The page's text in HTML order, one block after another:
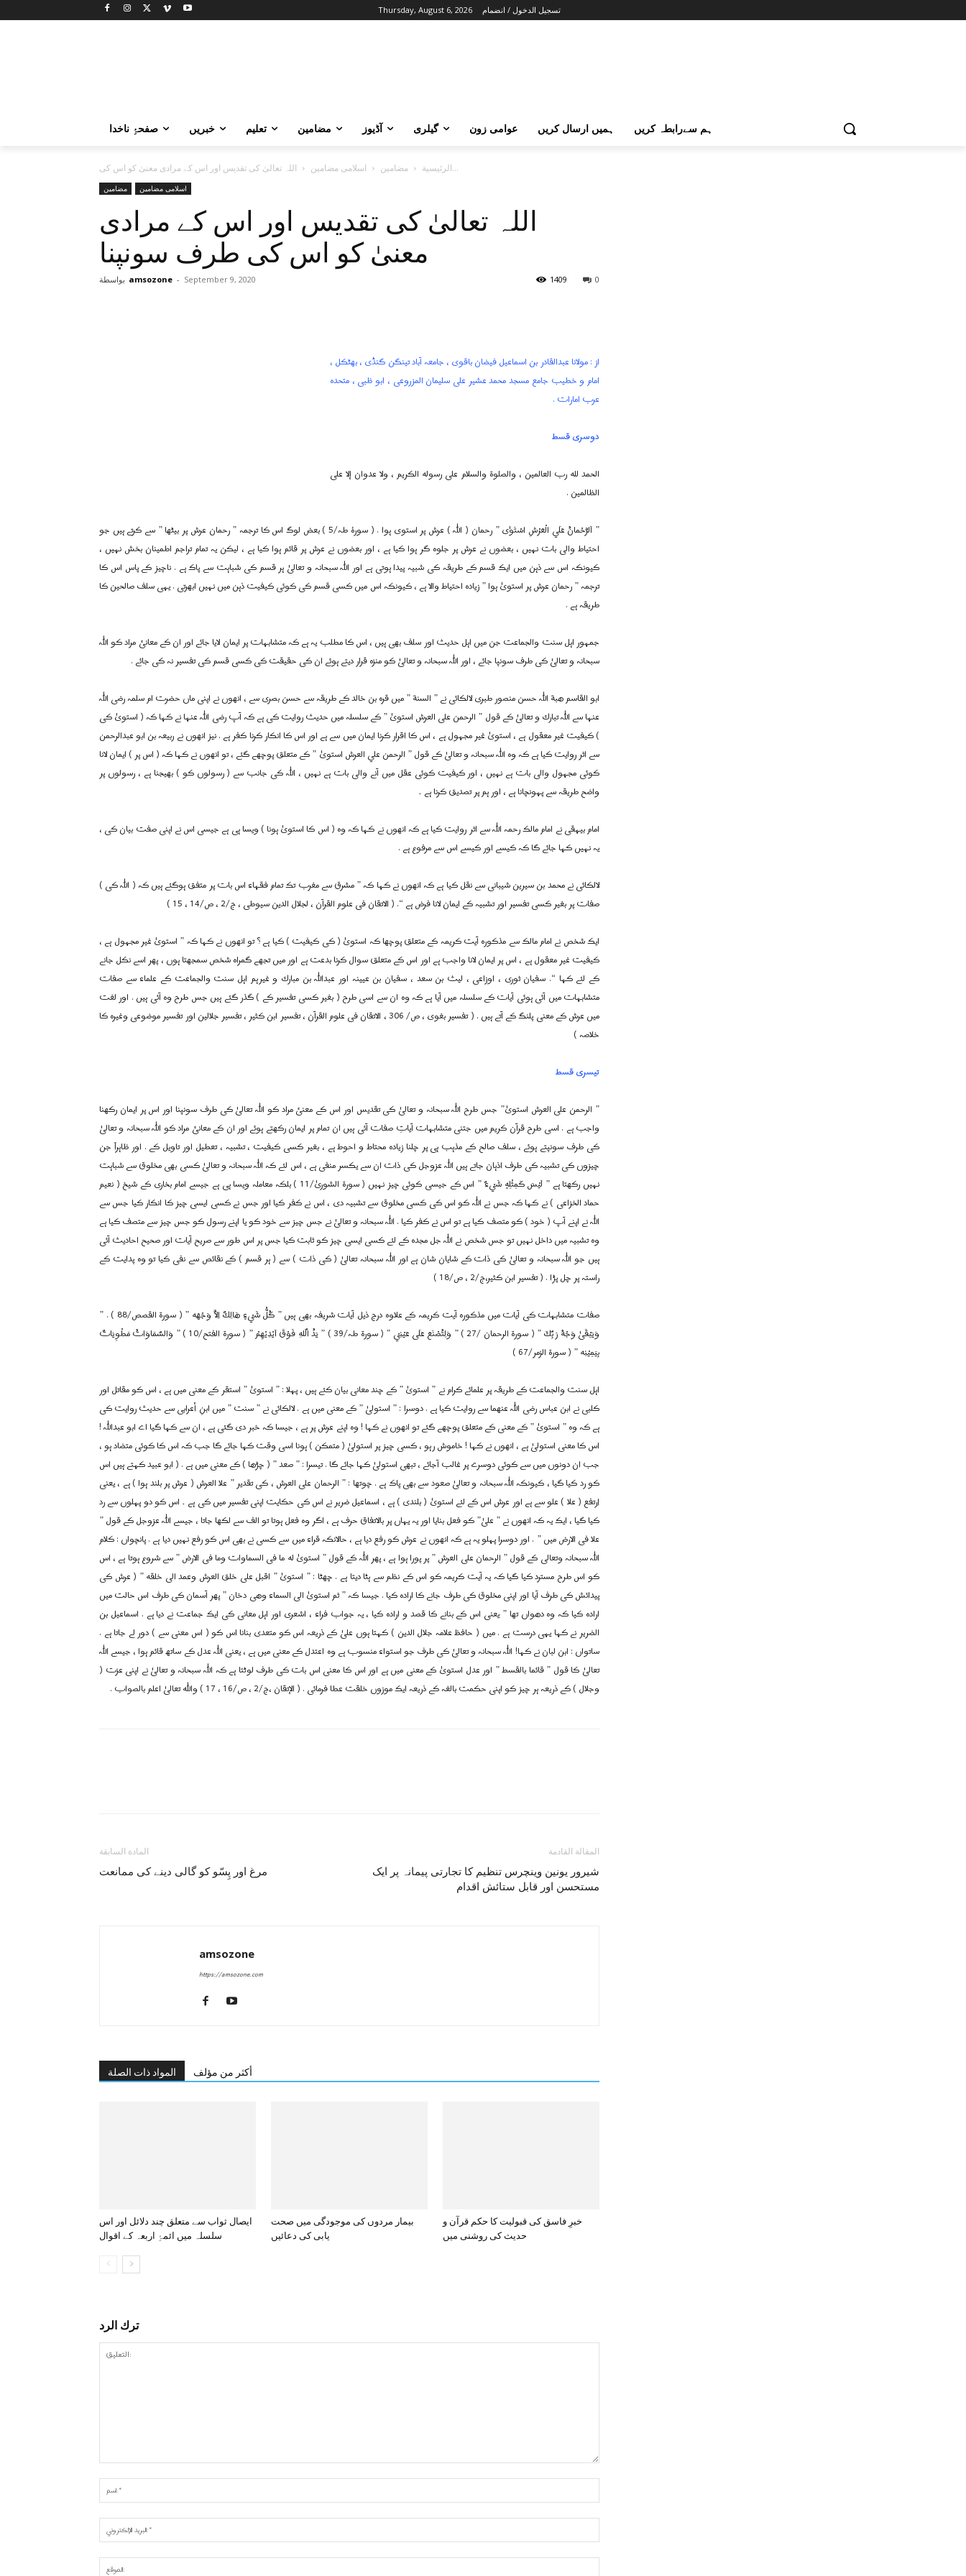
Thursday, August 6, 2026 تسجيل الدخول / انضمام
صفحۂِ ناخدا خبریں تعلیم مضامین آڈیوز گیلری عوامی زون ہمیں ارسال کریں ہم سےرابطہ کریں
الرئيسية مضامین اسلامی مضامین اللہ تعالیٰ کی تقدیس اور اس کے مرادی معنیٰ کو اس کی...
مضامین اسلامی مضامین
اللہ تعالیٰ کی تقدیس اور اس کے مرادی
معنیٰ کو اس کی طرف سونپنا
بواسطة amsozone - September 9, 2020 0
1409
از : مولانا عبدالقادر بن اسماعيل فیضان باقوی ، جامعہ آباد تینگن گنڈی ، بھٹکل ،
امام و خطیب جامع مسجد محمد عشیر علی سلیمان المزروعی ، ابو ظبی ، متحدہ
عرب امارات .
دوسری قسط
الحمد لله رب العالمین ، والصلوة والسلام علی رسوله الکریم ، ولا عدوان إلا علی
الظالمين .
” اَلرَّحْمانُ عَلَي الْعَرْشِ اسْتَوٰی ” رحمان ( اللہ ) عرش پر استوی ہوا . ( سورۂ طہ/5 ) بعض لوگ اس کا ترجمہ ” رحمان عرش پر بیٹھا ” سے کرتے ہیں جو
احتیاط والی بات نہیں ، بعضوں نے عرش پر جلوہ گر ہوا کیا ہے ، اور بعضوں نے عرش پر قائم ہوا کیا ہے ، لیکن یہ تمام تراجم اطمینان بخش نہیں ،
کیونکہ اس سے ذہن میں ایک قسم کے طریقہ کی شبیہ پیدا ہوتی ہے اور اللہ سبحانہ و تعالیٰ ہر قسم کی شباہت سے پاک ہے . ناچیز کے پاس اس کا
ترجمہ ” رحمان عرش پر استویٰ ہوا ” زیادہ احتیاط والا ہے ، کیونکہ اس میں کسی قسم کی کوئی کیفیت ذہن میں نہیں ابھرتی . یہی سلف صالحین کا
طریقہ ہے .
جمہور اہل سنت والجماعت جن میں اہل حدیث اور سلف بھی ہیں ، اس کا مطلب یہ ہے کہ متشابہات پر ایمان لایا جائے اور ان کے معانئ مراد کو اللہ
سبحانہ و تعالیٰ کی طرف سونپا جائے ، اور اللہ سبحانہ و تعالیٰ کو منزہ قرار دیتے ہوئے ان کی حقیقت کی کسی قسم کی تفسیر نہ کی جائے .
ابو القاسم ھبة اللہ حسن منصور طبری لالکائی نے ” السنة ” میں قرہ بن خالد کے طریقہ سے حسن بصری سے ، انھوں نے اپنی ماں حضرت ام سلمہ رضی اللہ
عنہا سے اللہ تبارك و تعالیٰ کے قول ” الرحمن علی العرش استویٰ ” کے سلسلہ میں حدیث روایت کی ہے کہ آپ رضی اللہ عنہا نے کہا کہ ( استویٰ کی
) کیفیت غیر معقول ہے ، استویٰ غیر مجہول ہے ، اس کا اقرار کرنا ایمان میں سے ہے اور اس کا انکار کرنا کفر ہے . نیز انھوں نے ربیعہ بن ابو عبدالرحمن
سے اثر روایت کیا ہے کہ وہ اللہ سبحانہ و تعالیٰ کے قول ” الرحمن علي العرش استویٰ ” کے متعلق پوچھے گئے ، تو انھوں نے کہا کہ ( اس پر ) ایمان لانا
کوئی مجہول والی بات ہے نہیں ، اور کیفیت کوئی عقل میں آنے والی بات ہے نہیں ، اللہ کی جانب سے ( رسولوں کو ) بھیجنا ہے ، رسولوں پر
واضح طریقہ سے پہونچانا ہے ، اور ہم پر تصدیق کرنا ہے ۔
امام بیہقی نے امام مالک رحمہ اللہ سے اثر روایت کیا ہے کہ انھوں نے کہا کہ وہ ( اس کا استویٰ ہونا ) ویسا ہی ہے جیسی اس نے اپنی صفت بیان کی ،
یہ نہیں کہا جائے گا کہ کیسے اور کیسے اس سے مرفوع ہے .
لالکائی نے محمد بن سیرین شیبانی سے نقل کیا ہے کہ انھوں نے کہا کہ ” مشرق سے مغرب تک تمام فقہاء اس بات پر متفق ہوگئے ہیں کہ ( اللہ کی )
صفات پر بغیر کسی تفسیر اور تشبیہ کے ایمان لانا فرض ہے “. ( الاتقان فی علوم القرآن ، لجلال الدین سیوطی ، ج/2 ، ص/14 ، 15 )
ایک شخص نے امام مالک سے مذکورہ آیت کریمہ کے متعلق پوچھا کہ استویٰ ( کی کیفیت ) کیا ہے ؟ تو انھوں نے کہا کہ ” استویٰ غیر مجہول ہے ،
کیفیت غیر معقول ہے ، اس پر ایمان لانا واجب ہے اور اس کے متعلق سوال کرنا بدعت ہے اور میں تجھے گمراہ شخص سمجھتا ہوں ، پھر اسے نکل جانے
کے لئے کہا “. سفیان ثوری ، اوزاعی ، لیث بن سعد ، سفیان بن عیینہ اور عبداللہ بن مبارك و غیرہم اہل سنت والجماعت کے علماء سے صفات
متشابہات میں آئی ہوئی آیات کے سلسلہ میں آیا ہے کہ وہ ان سے اسی طرح ( بغیر کسی تفسیر کے ) گذر گئے ہیں جس طرح وہ آئی ہیں . اور لغت
میں عرش کے معنی پلنگ کے آتے ہیں . ( تفسیر بغوی ، ص/ 306 ، الاتقان فی علوم القرآن ، تفسیر ابن کثیر ، تفسیر جلالین اور تفسیر موضوعی وغیرہ کا
خلاصہ )
تیسری قسط
” الرحمن علی العرش استویٰ” جس طرح اللہ سبحانہ و تعالیٰ کی تقدیس اور اس کے معنئ مراد کو اللہ تعالیٰ کی طرف سونپنا اور اس پر ایمان رکھنا
واجب ہے . اسی طرح قرآن کریم میں جتنی متشابہات آیاتِ صفات آئی ہیں ان تمام پر ایمان رکھتے ہوئے اور ان کے معانئ مراد کو اللہ سبحانہ و تعالیٰ
کی طرف سونپتے ہوئے ، سلف صالح کے مذہب ہی پر چلنا زیادہ محتاط و احوط ہے ، بغیر کسی کیفیت ، تشبیہ ، تعطیل اور تاویل کے . اور ظاہراً جن
چیزوں کی تشبیہ کی طرف اذہان جاتے ہیں اللہ عزوجل کی ذات ان سے یکسر منفی ہے ، اس لئے کہ اللہ سبحانہ و تعالیٰ کسی بھی مخلوق سے شباہت
نہیں رکھتا ہے ” لَيْسَ كَمِثْلِهٍ شَيْءٌ ” اس کے جیسی کوئی چیز نہیں ( سورۃ الشوریٰ/11 ) بلکہ معاملہ ویسا ہی ہے جیسے امام بخاری کے شیخ ( نعیم
حماد الخزاعی ) نے کہا کہ جس نے اللہ کو اس کی کسی مخلوق سے تشبیہ دی ، اس نے کفر کیا اور جس نے کسی ایسی چیز کا انکار کیا جس سے
اللہ نے اپنے آپ ( خود ) کو متصف کیا ہے تو اس نے کفر کیا . اللہ سبحانہ و تعالیٰ نے جس چیز سے خود کو یا اپنے رسول کو جس چیز سے متصف کیا ہے
وہ تشبیہ میں داخل نہیں تو جس شخص نے اللہ جل مجدہ کے لئے کسی ایسی چیز کو ثابت کیا جس پر اس طور سے صریح آیات اور صحیح احادیث آئی
ہیں جو اللہ سبحانہ و تعالیٰ کی ذات کے شایان شان ہے اور اللہ سبحانہ تعالیٰ ( کی ذات ) سے ( ہر قسم ) کے نقائص سے نفی کیا تو وہ پدایت کے
راستہ پر چل پڑا . ( تفسیر ابن کثیر،ج/2 ، ص/18 )
صفات متشابہات کی آیات میں مذکورہ آیت کریمہ کے علاوہ درج ذیل آیات شریفہ بھی ہیں ” كُلُّ شَيْءٍ هَالِكٌ اِلاَّ وَجْهَه ” ( سورۃ القصص/88 ) . ”
وَيَبْقَیٰ وَجْهُ رَبِّكَ ” ( سورۃ الرحمان /27 ) ” وَلِتُصْنَعَ عَلَى عَيْنِيْ ” ( سورۃ طہ/39 ) ” يَدُ الّلهِ فَوْقَ اَيْدِيْهِمْ ” ( سورۃ الفتح/10 ) ” وَالسّمَاوَاتُ مَطْوِيَاتٌ
بِيَمِيْنِه ” ( سورۃ الزمر/67 )
اہل سنت والجماعت کے طریقہ پر علمائے کرام نے ” استویٰ ” کے چند معانی بیان کئے ہیں ، پہلا : ” استویٰ ” استقر کے معنی میں ہے ، اس کو مقاتل اور
کلبی نے ابن عباس رضی اللہ عنھما سے روایت کیا ہے . دوسرا : ” استولیٰ ” کے معنی میں ہے . لالکائی نے ” سنت ” میں ابنِ أعرابی سے حدیث روایت کی
ہے کہ وہ ” استویٰ ” کے معنی کے متعلق پوچھے گئے تو انھوں نے کہا ! وہ اپنے عرش پر ہے ، جیسا کہ خبر دی گئی ہے ، ان سے کہا گیا اے ابو عبداللہ !
اس کا معنی استولیٰ ہے ، انھوں نے کہا ! خاموش رہو ، کسی چیز پر استولیٰ ( متمکن ) ہونا اسی وقت کہا جائے گا جب کہ اس کا کوئی متضاد ہو ،
جب ان دونوں میں سے کوئی دوسرے پر غالب آجائے ، تبھی استولیٰ کہا جائے گا . تیسرا : ” صعد ” ( چڑھا ) کے معنی میں ہے . ( ابو عبید کہتے ہیں اس
کو رد کیا گیا ، کیونکہ اللہ سبحانہ و تعالیٰ صعود سے بھی پاک ہے . چوتھا : ” الرحمان علی العرش ، کی تقدیر ” علا العرش ( عرش پر بلند ہوا ) ہے ، یعنی
اِرتفع ( علا ) علو سے ہے اور عرش اس کے لئے استویٰ ( بلندی ) ہے ، اسماعیل ضریر نے اس کی حکایت اپنی تفسیر میں کی ہے ۔ اس کو دو پہلوں سے رد
کیا گیا ، ایک یہ کہ انھوں نے ” علیٰ” کو فعل بنایا اور یہ یہاں پر بالاتفاق حرف ہے ، اگر وہ فعل ہوتا تو الف سے لکھا جاتا ، جیسے اللہ عزوجل کے قول ”
علا فی الارض میں ” . اور دوسرا پہلو یہ ہے کہ انھوں نے عرش کو رفع دیا ہے ، حالانکہ قراء میں سے کسی نے بھی اس کو رفع نہیں دیا ہے . پانچواں : کلام
اللہ سبحانہ وتعالی کے قول ” الرحمان علی العرش ” پر پورا ہوا ہے ، پھر اللہ کے قول ” استویٰ له ما فی السماوات وما فی الارض ” سے شروع ہوتا ہے ، اس
کو اس طرح مسترد کیا گیا کہ یہ آیت کریمہ کو اس کے نظم سے ہٹا دیتا ہے . چھٹا : ” استویٰ ” اقبل علی خلق العرش وعمد الی خلقه ” ( عرش کی
پیدائش کی طرف آیا اور اپنی مخلوق کی طرف جانے کا ارادہ کیا . جیسا کہ ” ثم استویٰ الی السماء وھی دخان ” پھر آسمان کی طرف اس حالت میں
ارادہ کیا کہ وہ دھواں تھا ” یعنی اس کے بنانے کا قصد و ارادہ کیا ، یہ جواب فراء ، اشعری اور اہل معانی کی ایک جماعت نے دیا ہے . اسماعیل بن
الضریر نے کہا یہی درست ہے . میں ( حافظ علامہ جلال الدین ) کہتا ہوں علیٰ کے ذریعہ اس کو متعدی بنانا اس کو ( اس معنی سے ) دور لے جاتا ہے .
ساتواں : ابن لبان نے کہا! اللہ سبحانہ و تعالیٰ کی طرف جو استواء منسوب ہے وہ اعتدل کے معنی میں ہے ، یعنی اللہ عدل کے ساتھ قائم ہوا ، جیسے اللہ
تعالیٰ کا قول ” قائما بالقسط ” اور عدل استویٰ کے معنی میں ہے اور اس کا معنی اس بات کی طرف لوٹتا ہے کہ اللہ سبحانہ و تعالیٰ نے اپنی عزت (
وجلال ) کے ذریعہ ہر چیز کو اپنی حکمت بالغہ کے ذریعہ ایک موزوں خلقت عطا فرمائی . ( الإتقان ،ج/2 ، ص/16 ، 17 ) والله تعالیٰ اعلم بالصواب .
المادة السابقة
مرغ اور پِسّو کو گالی دینے کی ممانعت
المقالة القادمة
شیرور یونین وینچرس تنظیم کا تجارتی پیمانہ پر ایک
مستحسن اور قابل ستائش اقدام
amsozone
https://amsozone.com
المواد ذات الصلة أكثر من مؤلف
ایصال ثواب سے متعلق چند دلائل اور اس
سلسلہ میں ائمۂِ اربعہ کے اقوال
بیمار مردوں کی موجودگی میں صحت
یابی کی دعائیں
خبرِ فاسق کی قبولیت کا حکم قرآن و
حدیث کی روشنی میں
ترك الرد